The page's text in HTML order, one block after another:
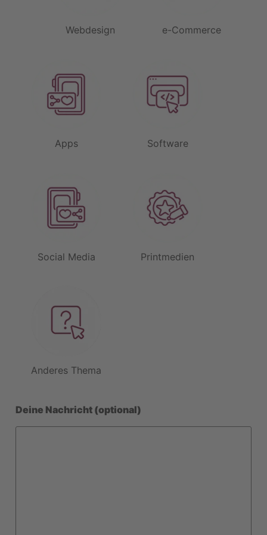
Webdesign e-Commerce
Apps Software
Social Media Printmedien
Anderes Thema
Deine Nachricht (optional)